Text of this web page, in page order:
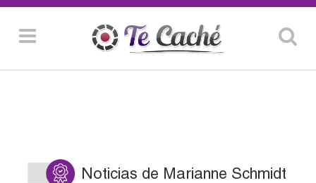
Noticias de Marianne Schmidt